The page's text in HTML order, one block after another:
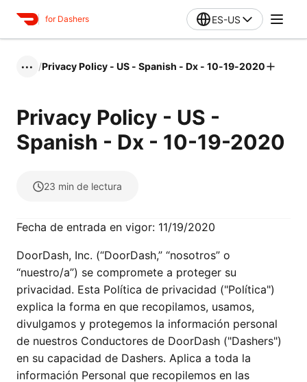
for Dashers ES-US
••• /Privacy Policy - US - Spanish - Dx - 10-19-2020
Privacy Policy - US -
Spanish - Dx - 10-19-2020
23 min de lectura
Fecha de entrada en vigor: 11/19/2020
DoorDash, Inc. (“DoorDash,” “nosotros” o
“nuestro/a”) se compromete a proteger su
privacidad. Esta Política de privacidad ("Política")
explica la forma en que recopilamos, usamos,
divulgamos y protegemos la información personal
de nuestros Conductores de DoorDash ("Dashers")
en su capacidad de Dashers. Aplica a toda la
información Personal que recopilemos en las